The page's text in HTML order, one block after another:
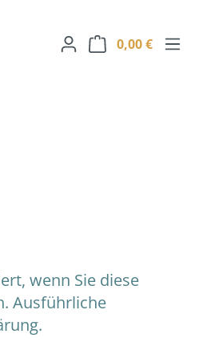
0,00 €
wenn Sie diese
Ausführliche